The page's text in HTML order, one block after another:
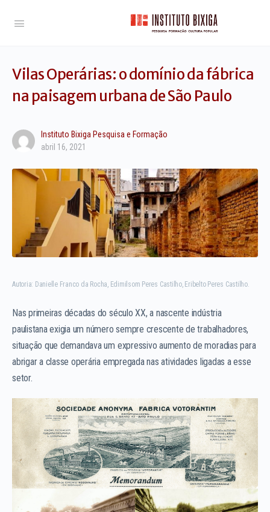
Vilas Operárias: o domínio da fábrica
na paisagem urbana de São Paulo
Instituto Bixiga Pesquisa e Formação
abril 16, 2021
Autoria: Danielle Franco da Rocha, Edimilsom Peres Castilho, Eribelto Peres Castilho.
Nas primeiras décadas do século XX, a nascente indústria
paulistana exigia um número sempre crescente de trabalhadores,
situação que demandava um expressivo aumento de moradias para
abrigar a classe operária empregada nas atividades ligadas a esse
setor.